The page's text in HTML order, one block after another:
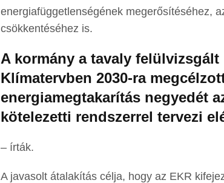
energiafüggetlenségének megerősítéséhez,
csökkentéséhez is.
A kormány a tavaly felülvizsgált
Klímatervben 2030-ra
energiamegtakarítás negyedét
kötelezetti rendszerrel tervezi
– írták.
A javasolt átalakítás célja, hogy az EKR